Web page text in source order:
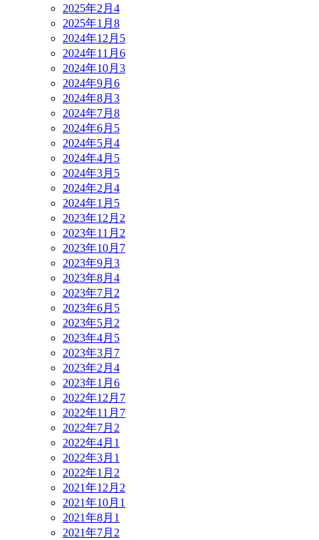
2025年2月 4
2025年1月 8
2024年12月 5
2024年11月 6
2024年10月 3
2024年9月 6
2024年8月 3
2024年7月 8
2024年6月 5
2024年5月 4
2024年4月 5
2024年3月 5
2024年2月 4
2024年1月 5
2023年12月 2
2023年11月 2
2023年10月 7
2023年9月 3
2023年8月 4
2023年7月 2
2023年6月 5
2023年5月 2
2023年4月 5
2023年3月 7
2023年2月 4
2023年1月 6
2022年12月 7
2022年11月 7
2022年7月 2
2022年4月 1
2022年3月 1
2022年1月 2
2021年12月 2
2021年10月 1
2021年8月 1
2021年7月 2